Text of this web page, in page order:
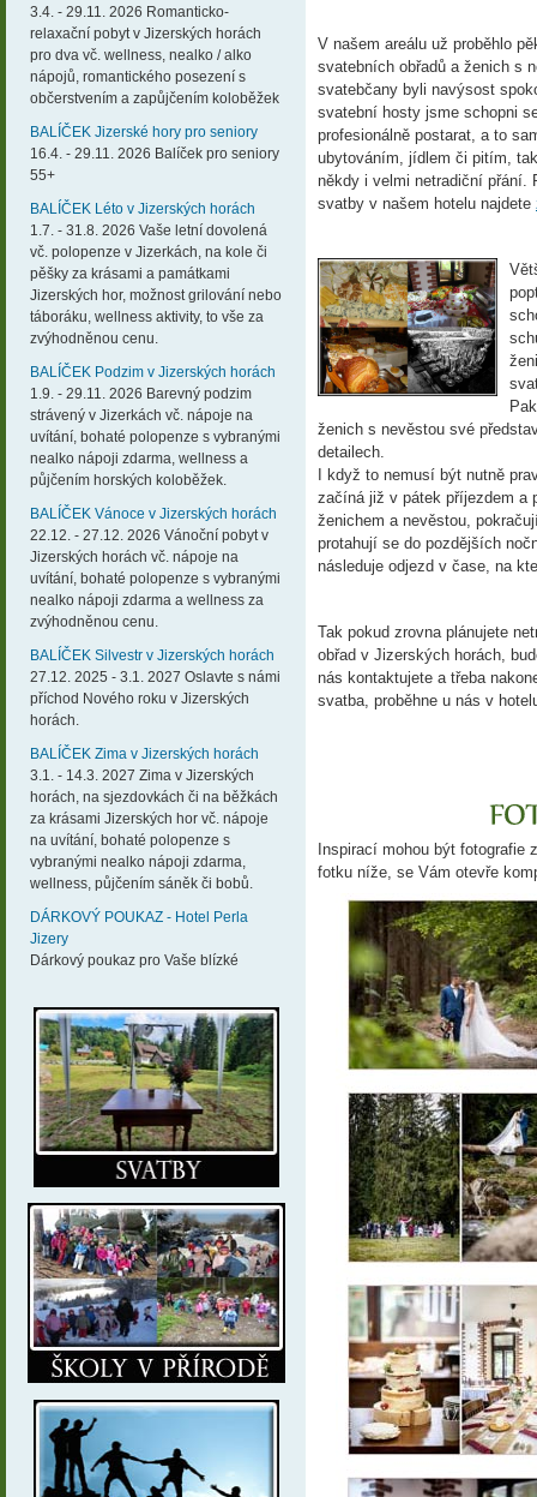
3.4. - 29.11. 2026 Romanticko-
relaxační pobyt v Jizerských horách
pro dva vč. wellness, nealko / alko
nápojů, romantického posezení s
občerstvením a zapůjčením koloběžek
BALÍČEK Jizerské hory pro seniory
16.4. - 29.11. 2026 Balíček pro seniory
55+
BALÍČEK Léto v Jizerských horách
1.7. - 31.8. 2026 Vaše letní dovolená
vč. polopenze v Jizerkách, na kole či
pěšky za krásami a památkami
Jizerských hor, možnost grilování nebo
táboráku, wellness aktivity, to vše za
zvýhodněnou cenu.
BALÍČEK Podzim v Jizerských horách
1.9. - 29.11. 2026 Barevný podzim
strávený v Jizerkách vč. nápoje na
uvítání, bohaté polopenze s vybranými
nealko nápoji zdarma, wellness a
půjčením horských koloběžek.
BALÍČEK Vánoce v Jizerských horách
22.12. - 27.12. 2026 Vánoční pobyt v
Jizerských horách vč. nápoje na
uvítání, bohaté polopenze s vybranými
nealko nápoji zdarma a wellness za
zvýhodněnou cenu.
BALÍČEK Silvestr v Jizerských horách
27.12. 2025 - 3.1. 2027 Oslavte s námi
příchod Nového roku v Jizerských
horách.
BALÍČEK Zima v Jizerských horách
3.1. - 14.3. 2027 Zima v Jizerských
horách, na sjezdovkách či na běžkách
za krásami Jizerských hor vč. nápoje
na uvítání, bohaté polopenze s
vybranými nealko nápoji zdarma,
wellness, půjčením sáněk či bobů.
DÁRKOVÝ POUKAZ - Hotel Perla
Jizery
Dárkový poukaz pro Vaše blízké
V našem areálu už proběhlo
svatebních obřadů a ženich s
svatebčany byli navýsost
svatební hosty jsme schopni
profesionálně postarat, a to
ubytováním, jídlem či pitím,
někdy i velmi netradiční přání.
svatby v našem hotelu najdete
ženich s nevěstou své
detailech.
I když to nemusí být nutně
začíná již v pátek příjezdem a
ženichem a nevěstou,
protahují se do pozdějších
následuje odjezd v čase, na
Tak pokud zrovna plánujete
obřad v Jizerských horách,
nás kontaktujete a třeba
svatba, proběhne u nás v
Inspirací mohou být
fotku níže, se Vám otevře